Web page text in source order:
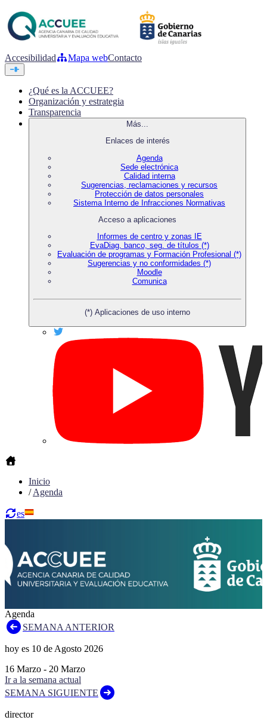
Accesibilidad Mapa webContacto
¿Qué es la ACCUEE?
Organización y estrategia
Transparencia
Más...
Enlaces de interés
Agenda
Sede electrónica
Calidad interna
Sugerencias, reclamaciones y recursos
Protección de datos personales
Sistema Interno de Infracciones Normativas
Acceso a aplicaciones
Informes de centro y zonas IE
EvaDiag, banco, seg. de títulos (*)
Evaluación de programas y Formación Profesional (*)
Sugerencias y no conformidades (*)
Moodle
Comunica
(*) Aplicaciones de uso interno
Inicio
/Agenda
es
Agenda
SEMANA ANTERIOR
hoy es 10 de Agosto 2026
16 Marzo - 20 Marzo
Ir a la semana actual
SEMANA SIGUIENTE
director